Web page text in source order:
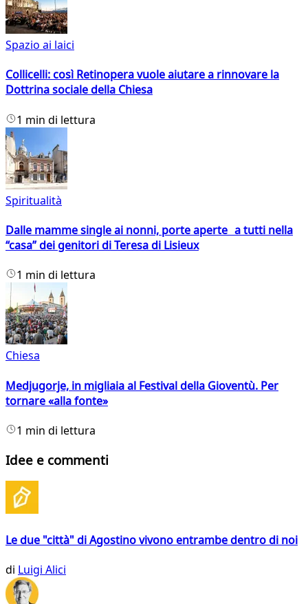
Spazio ai laici
Collicelli: così Retinopera vuole aiutare a rinnovare la
Dottrina sociale della Chiesa
1 min di lettura
Spiritualità
Dalle mamme single ai nonni, porte aperte a tutti nella
“casa” dei genitori di Teresa di Lisieux
1 min di lettura
Chiesa
Medjugorje, in migliaia al Festival della Gioventù. Per
tornare «alla fonte»
1 min di lettura
Idee e commenti
Le due "città" di Agostino vivono entrambe dentro di noi
di Luigi Alici